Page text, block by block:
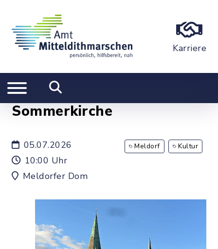
Karriere
Sommerkirche
05.07.2026
10:00 Uhr
Meldorfer Dom
Meldorf Kultur